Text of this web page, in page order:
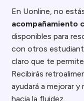
En Uonline, no
acompañamiento
disponibles para
con otros
claro que te
Recibirás
ayudará a mejorar
hacia la fluidez.